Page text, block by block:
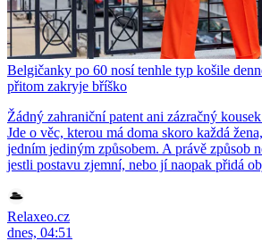
Belgičanky po 60 nosí tenhle typ košile
přitom zakryje bříško
Žádný zahraniční patent ani zázračný
Jde o věc, kterou má doma skoro každá
jedním jediným způsobem. A právě způsob
jestli postavu zjemní, nebo jí naopak přidá
Relaxeo.cz
dnes, 04:51